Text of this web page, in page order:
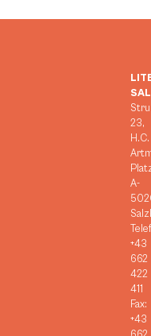
23,
H.C.
A-
+43
662
422
411
Fax:
+43